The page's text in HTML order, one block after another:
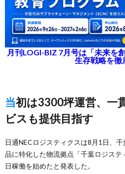
月刊LOGI-BIZ 7月号は「未来を
生存戦略を徹
当初は3300坪運営、一貫輸送などのサー
ビスも提供目指す
日通NECロジスティクスは8月1日、
品に特化した物流拠点「千葉ロジス
日稼働を始めたと発表した。